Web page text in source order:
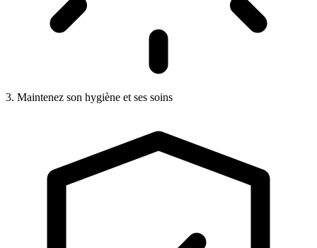
3. Maintenez son hygiène et ses soins